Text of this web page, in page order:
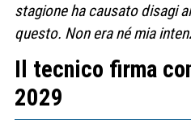
stagione ha causato disagi
questo. Non era né mia
Il tecnico firma
2029